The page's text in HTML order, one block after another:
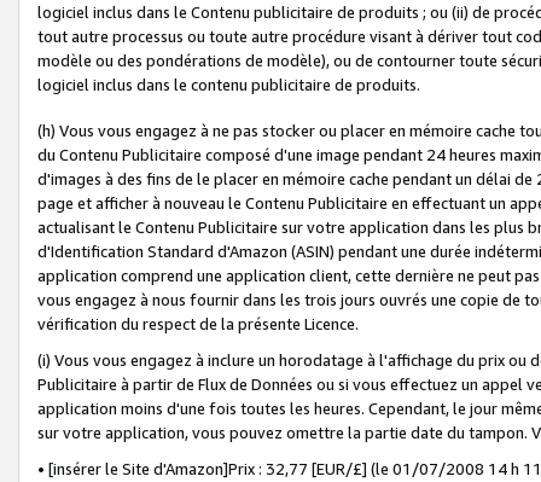
logiciel inclus dans le Contenu publicitaire de produits ; ou (ii) de
tout autre processus ou toute autre procédure visant à dériver tout
modèle ou des pondérations de modèle), ou de contourner toute
logiciel inclus dans le contenu publicitaire de produits.
(h) Vous vous engagez à ne pas stocker ou placer en mémoire cache
du Contenu Publicitaire composé d'une image pendant 24 heures
d'images à des fins de le placer en mémoire cache pendant un délai
page et afficher à nouveau le Contenu Publicitaire en effectuant un
actualisant le Contenu Publicitaire sur votre application dans les plus
d'Identification Standard d'Amazon (ASIN) pendant une durée
application comprend une application client, cette dernière ne peut
vous engagez à nous fournir dans les trois jours ouvrés une copie de
vérification du respect de la présente Licence.
(i) Vous vous engagez à inclure un horodatage à l'affichage du prix
Publicitaire à partir de Flux de Données ou si vous effectuez un appel
application moins d'une fois toutes les heures. Cependant, le jour
sur votre application, vous pouvez omettre la partie date du tampon.
• [insérer le Site d'Amazon]Prix : 32,77 [EUR/£] (le 01/07/2008 14 h